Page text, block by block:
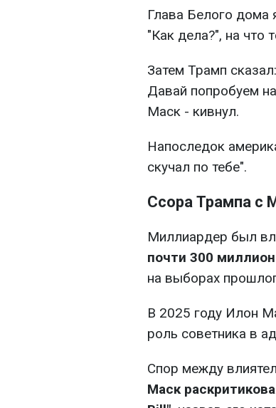
Глава Белого дома
"Как дела?", на что
Затем Трамп
Давай попробуем
Маск - кивнул.
Напоследок
скучал по тебе".
Ссора Трампа с
Миллиардер был
почти 300
на выборах
В 2025 году Илон
роль советника в
Спор между
Маск